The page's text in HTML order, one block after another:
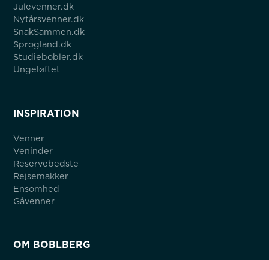
Julevenner.dk
Nytårsvenner.dk
SnakSammen.dk
Sprogland.dk
Studiebobler.dk
Ungeløftet
INSPIRATION
Venner
Veninder
Reservebedste
Rejsemakker
Ensomhed
Gåvenner
OM BOBLBERG